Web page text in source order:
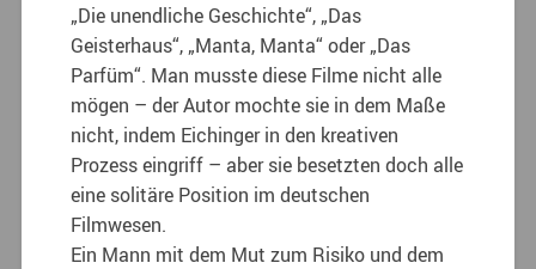
„Die unendliche Geschichte“, „Das
Geisterhaus“, „Manta, Manta“ oder „Das
Parfüm“. Man musste diese Filme nicht alle
mögen – der Autor mochte sie in dem Maße
nicht, indem Eichinger in den kreativen
Prozess eingriff – aber sie besetzten doch alle
eine solitäre Position im deutschen
Filmwesen.
Ein Mann mit dem Mut zum Risiko und dem